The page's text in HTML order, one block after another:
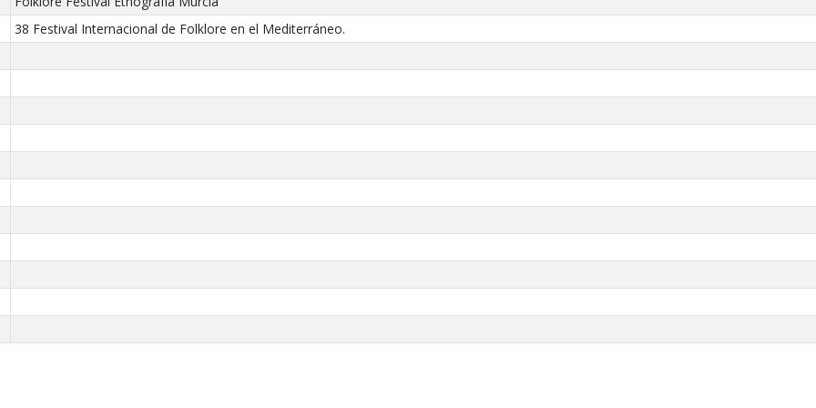
38 Festival Internacional de Folklore en el Mediterráneo.